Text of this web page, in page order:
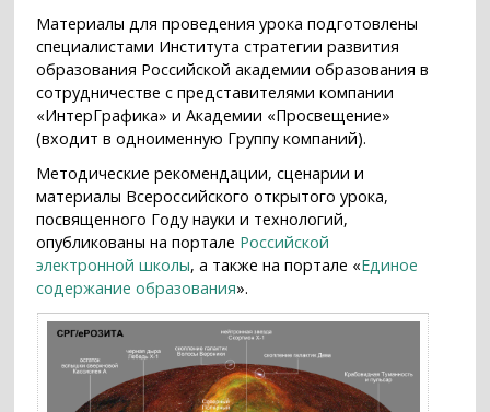
Материалы для проведения урока подготовлены
специалистами Института стратегии развития
образования Российской академии образования в
сотрудничестве с представителями компании
«ИнтерГрафика» и Академии «Просвещение»
(входит в одноименную Группу компаний).
Методические рекомендации, сценарии и
материалы Всероссийского открытого урока,
посвященного Году науки и технологий,
опубликованы на портале Российской
электронной школы, а также на портале «Единое
содержание образования».